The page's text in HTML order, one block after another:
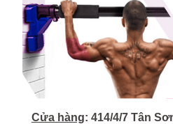
Cửa hàng: 414/4/7 Tân